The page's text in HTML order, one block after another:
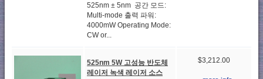
525nm ± 5nm 공간 모드:
Multi-mode 출력 파워:
4000mW Operating Mode:
CW or...
525nm 5W 고성능 반도체
레이저 녹색 레이저 소스
$3,212.00